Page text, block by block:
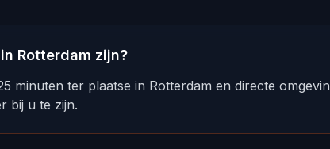
Rotterdam zijn?
minuten ter plaatse in Rotterdam en directe
bij u te zijn.